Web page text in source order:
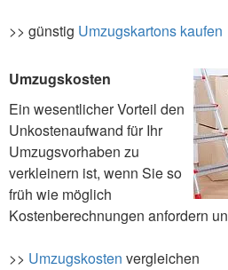
>> günstig Umzugskartons kaufen
Umzugskosten
Ein wesentlicher Vorteil den
Unkostenaufwand für Ihr
Umzugsvorhaben zu
verkleinern ist, wenn Sie so
früh wie möglich
Kostenberechnungen anfordern
>> Umzugskosten vergleichen